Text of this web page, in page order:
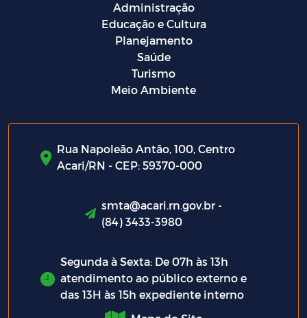
Administração
Educação e Cultura
Planejamento
Saúde
Turismo
Meio Ambiente
Rua Napoleão Antão, 100, Centro
Acari/RN - CEP: 59370-000
smta@acari.rn.gov.br -
(84) 3433-3980
Segunda à Sexta: De 07h às 13h
atendimento ao público externo e
das 13H às 15h expediente interno